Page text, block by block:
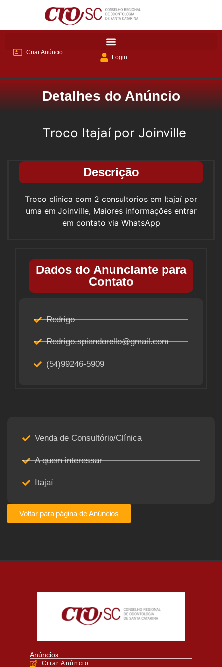
Criar Anúncio
Login
Detalhes do Anúncio
Troco Itajaí por Joinville
Descrição
Troco clinica com 2 consultorios em Itajaí por
uma em Joinville, Maiores informações entrar
em contato via WhatsApp
Dados do Anunciante para
Contato
Rodrigo
Rodrigo.spiandorello@gmail.com
(54)99246-5909
Venda de Consultório/Clínica
A quem interessar
Itajaí
Voltar para página de Anúncios
Anúncios
Criar Anúncio